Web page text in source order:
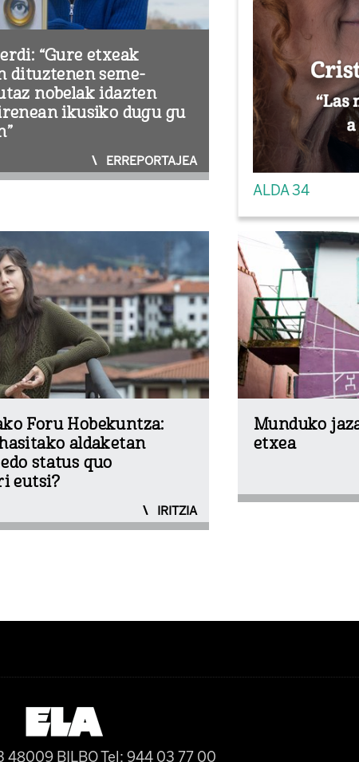
“Gure etxeak
dituztenen seme-
nobelak idazten
ikusiko dugu gu
ERREPORTAJEA
ALDA 34
Foru Hobekuntza:
aldaketan
status quo
eutsi?
IRITZIA
Munduko
etxea
48009 BILBOTel: 944 03 77 00